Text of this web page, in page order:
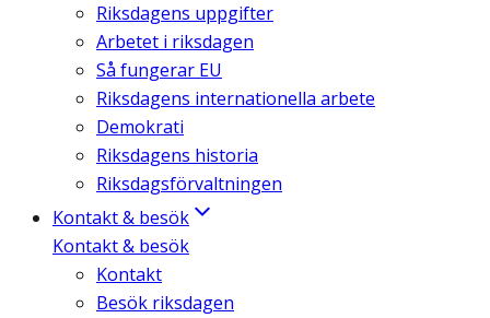
Riksdagens uppgifter
Arbetet i riksdagen
Så fungerar EU
Riksdagens internationella arbete
Demokrati
Riksdagens historia
Riksdagsförvaltningen
Kontakt & besök
Kontakt & besök
Kontakt
Besök riksdagen